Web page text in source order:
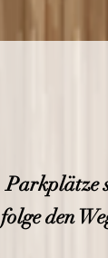
Parkplätze
folge den